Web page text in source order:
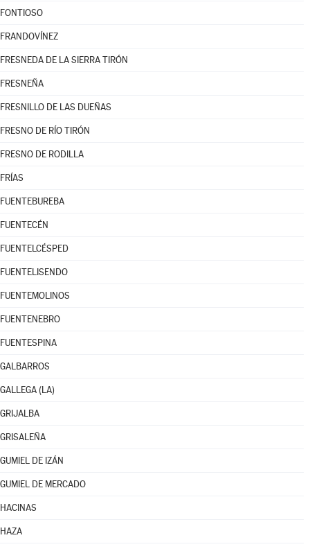
FONTIOSO
FRANDOVÍNEZ
FRESNEDA DE LA SIERRA TIRÓN
FRESNEÑA
FRESNILLO DE LAS DUEÑAS
FRESNO DE RÍO TIRÓN
FRESNO DE RODILLA
FRÍAS
FUENTEBUREBA
FUENTECÉN
FUENTELCÉSPED
FUENTELISENDO
FUENTEMOLINOS
FUENTENEBRO
FUENTESPINA
GALBARROS
GALLEGA (LA)
GRIJALBA
GRISALEÑA
GUMIEL DE IZÁN
GUMIEL DE MERCADO
HACINAS
HAZA